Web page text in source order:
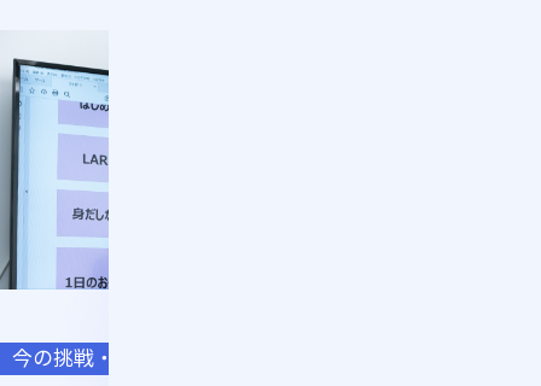
今の挑戦・今後の目標